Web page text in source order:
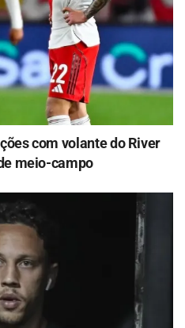
com volante do River
meio-campo